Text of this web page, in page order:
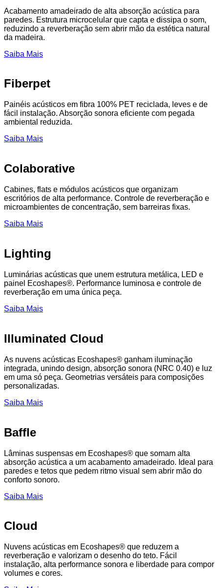
Acabamento amadeirado de alta absorção acústica para
paredes. Estrutura microcelular que capta e dissipa o som,
reduzindo a reverberação sem abrir mão da estética natural
da madeira.
Saiba Mais
Fiberpet
Painéis acústicos em fibra 100% PET reciclada, leves e de
fácil instalação. Absorção sonora eficiente com pegada
ambiental reduzida.
Saiba Mais
Colaborative
Cabines, flats e módulos acústicos que organizam
escritórios de alta performance. Controle de reverberação e
microambientes de concentração, sem barreiras fixas.
Saiba Mais
Lighting
Luminárias acústicas que unem estrutura metálica, LED e
painel Ecoshapes®. Performance luminosa e controle de
reverberação em uma única peça.
Saiba Mais
Illuminated Cloud
As nuvens acústicas Ecoshapes® ganham iluminação
integrada, unindo design, absorção sonora (NRC 0.40) e luz
em uma só peça. Geometrias versáteis para composições
personalizadas.
Saiba Mais
Baffle
Lâminas suspensas em Ecoshapes® que somam alta
absorção acústica a um acabamento amadeirado. Ideal para
paredes e tetos que pedem ritmo visual sem abrir mão do
conforto sonoro.
Saiba Mais
Cloud
Nuvens acústicas em Ecoshapes® que reduzem a
reverberação e valorizam o desenho do teto. Fácil
instalação, alta performance sonora e liberdade para compor
volumes e cores.